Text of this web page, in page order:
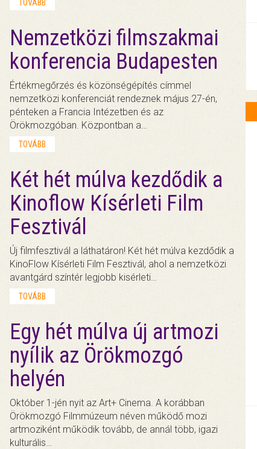
TOVÁBB
Nemzetközi filmszakmai
konferencia Budapesten
Értékmegőrzés és közönségépítés címmel
nemzetközi konferenciát rendeznek május 27-én,
pénteken a Francia Intézetben és az
Örökmozgóban. Központban a…
TOVÁBB
Két hét múlva kezdődik a
Kinoflow Kísérleti Film
Fesztivál
Új filmfesztivál a láthatáron! Két hét múlva kezdődik a
KinoFlow Kísérleti Film Fesztivál, ahol a nemzetközi
avantgárd színtér legjobb kisérleti…
TOVÁBB
Egy hét múlva új artmozi
nyílik az Örökmozgó
helyén
Október 1-jén nyit az Art+ Cinema. A korábban
Örökmozgó Filmmúzeum néven működő mozi
artmoziként működik tovább, de annál több, igazi
kulturális…